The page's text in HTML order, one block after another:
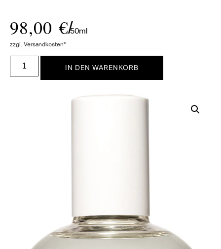
98,00 €/
50ml
zzgl. Versandkosten*
IN DEN WARENKORB